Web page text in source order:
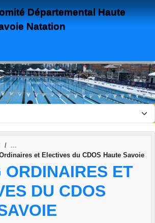
Départemental Haute
Natation
et Electives du CDOS Haute Savoie
ORDINAIRES ET
DU CDOS
cookies